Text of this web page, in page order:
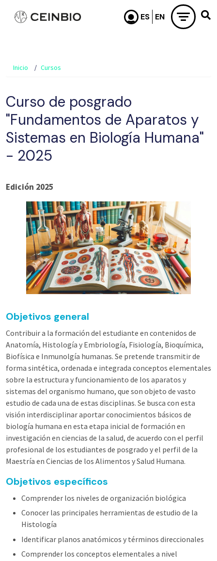
Pasar al contenido principal
Inicio Cursos
Curso de posgrado
"Fundamentos de Aparatos y
Sistemas en Biología Humana"
- 2025
Edición 2025
Objetivos general
Contribuir a la formación del estudiante en contenidos de
Anatomía, Histología y Embriología, Fisiología, Bioquímica,
Biofísica e Inmunolgía humanas. Se pretende transmitir de
forma sintética, ordenada e integrada conceptos elementales
sobre la estructura y funcionamiento de los aparatos y
sistemas del organismo humano, que son objeto de vasto
estudio de cada una de estas disciplinas. Se busca con esta
visión interdisciplinar aportar conocimientos básicos de
biología humana en esta etapa inicial de formación en
investigación en ciencias de la salud, de acuerdo con el perfil
profesional de los estudiantes de posgrado y el perfil de la
Maestría en Ciencias de los Alimentos y Salud Humana.
Objetivos específicos
Comprender los niveles de organización biológica
Conocer las principales herramientas de estudio de la
Histología
Identificar planos anatómicos y términos direccionales
Comprender los conceptos elementales a nivel